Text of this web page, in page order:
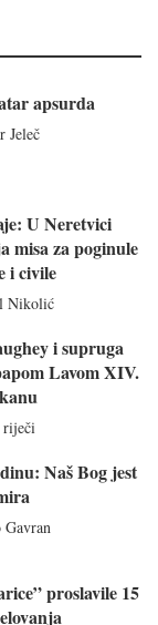
apsurda
Jeleč
U Neretvici
misa za poginule
i civile
Nikolić
i supruga
Lavom XIV.
riječi
Naš Bog jest
proslavile 15